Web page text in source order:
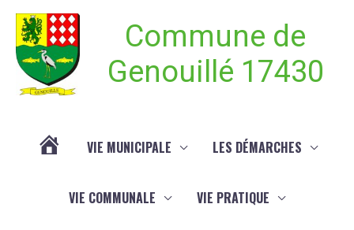
Commune de
Genouillé 17430
VIE MUNICIPALE LES DÉMARCHES
VIE COMMUNALE VIE PRATIQUE